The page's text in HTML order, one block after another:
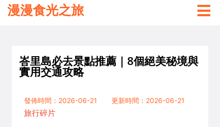
漫漫食光之旅
峇里島必去景點推薦｜8個絕美秘境與
實用交通攻略
發佈時間：2026-06-21
更新時間：2026-06-21
旅行碎片